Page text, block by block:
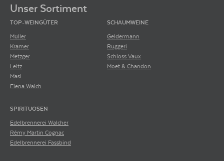
Unser Sortiment
TOP-WEINGÜTER
Müller
Krämer
Metzger
Leitz
Masi
Elena Walch
SCHAUMWEINE
Geldermann
Ruggeri
Schloss Vaux
Moët & Chandon
SPIRITUOSEN
Edelbrennerei Walcher
Rémy Martin Cognac
Edelbrennerei Fassbind